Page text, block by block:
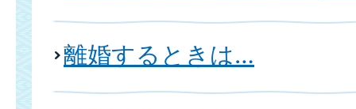
離婚するときは…